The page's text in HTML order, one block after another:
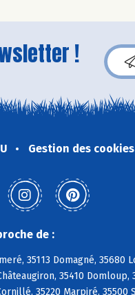
!
Gestion des cookies
de :
35113 Domagné, 35680
35410
35220 Marpiré, 35500